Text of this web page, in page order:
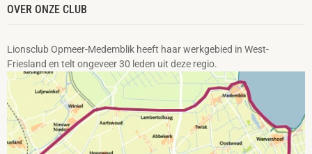
OVER ONZE CLUB
Lionsclub Opmeer-Medemblik heeft haar werkgebied in West-
Friesland en telt ongeveer 30 leden uit deze regio.